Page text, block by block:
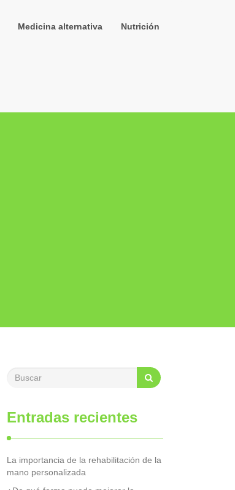
Medicina alternativa Nutrición
Entradas recientes
La importancia de la rehabilitación de la
mano personalizada